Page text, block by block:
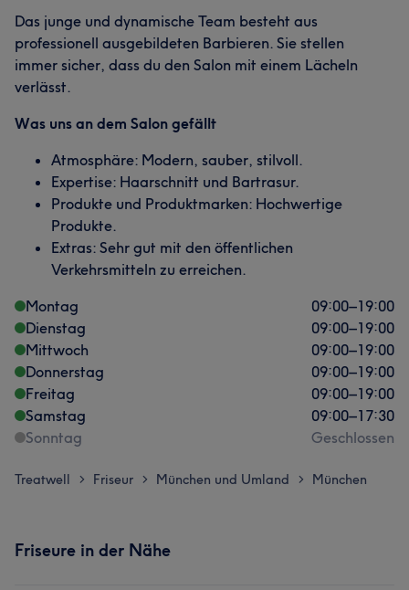
Das junge und dynamische Team besteht aus
professionell ausgebildeten Barbieren. Sie stellen
immer sicher, dass du den Salon mit einem Lächeln
verlässt.
Was uns an dem Salon gefällt
Atmosphäre: Modern, sauber, stilvoll.
Expertise: Haarschnitt und Bartrasur.
Produkte und Produktmarken: Hochwertige
Produkte.
Extras: Sehr gut mit den öffentlichen
Verkehrsmitteln zu erreichen.
Montag
09:00–19:00
Dienstag
09:00–19:00
Mittwoch
09:00–19:00
Donnerstag
09:00–19:00
Freitag
09:00–19:00
Samstag
09:00–17:30
Sonntag
Geschlossen
Treatwell > Friseur > München und Umland > München
Friseure in der Nähe